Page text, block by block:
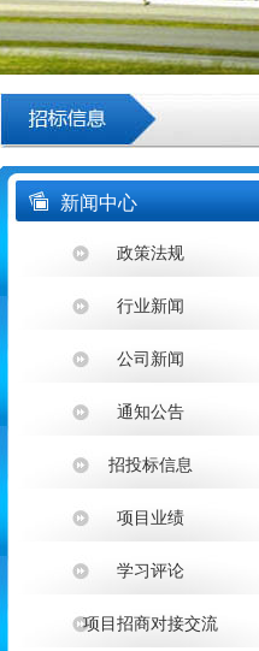
新闻中心
政策法规
行业新闻
公司新闻
通知公告
招投标信息
项目业绩
学习评论
项目招商对接交流